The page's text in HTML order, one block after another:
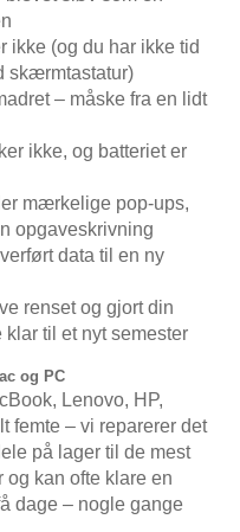
ikke (og du har ikke tid
skærmtastatur)
– måske fra en lidt
ikke, og batteriet er
mærkelige pop-ups,
opgaveskrivning
data til en ny
renset og gjort din
til et nyt semester
og PC
Lenovo, HP,
femte – vi reparerer det
på lager til de mest
kan ofte klare en
dage – nogle gange